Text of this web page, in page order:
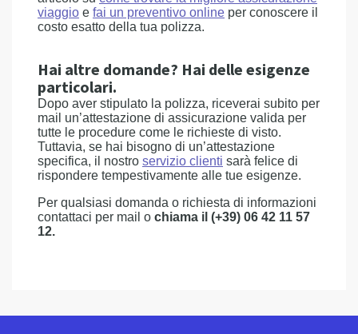
viaggio e fai un preventivo online per conoscere il
costo esatto della tua polizza.
Hai altre domande? Hai delle esigenze
particolari.
Dopo aver stipulato la polizza, riceverai subito per
mail un’attestazione di assicurazione valida per
tutte le procedure come le richieste di visto.
Tuttavia, se hai bisogno di un’attestazione
specifica, il nostro servizio clienti sarà felice di
rispondere tempestivamente alle tue esigenze.
Per qualsiasi domanda o richiesta di informazioni
contattaci per mail o chiama il (+39) 06 42 11 57
12.